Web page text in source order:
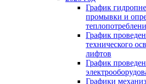
График
промывки и
График
технического
лифтов
График
Графики